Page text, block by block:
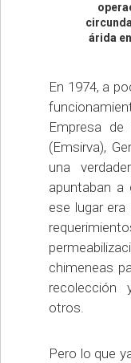
árida
En 1974, a
Empresa
(Emsirva),
una
apuntaban a
ese lugar
chimeneas
recolección
otros.
Pero lo que